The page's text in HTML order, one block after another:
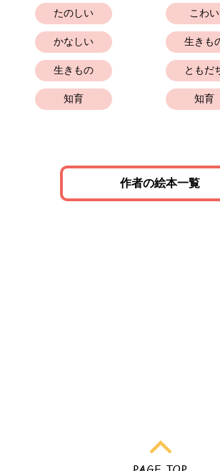
たのしい
かなしい
生きもの
知育
こわい
生きも
ともだ
知育
作者の絵本一覧